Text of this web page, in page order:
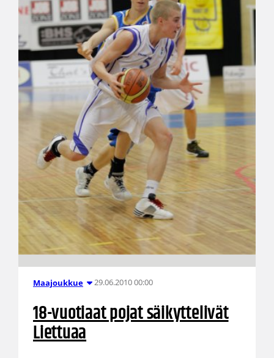
Maajoukkue 29.06.2010 00:00
18-vuotiaat pojat säikyttelivät
Liettuaa